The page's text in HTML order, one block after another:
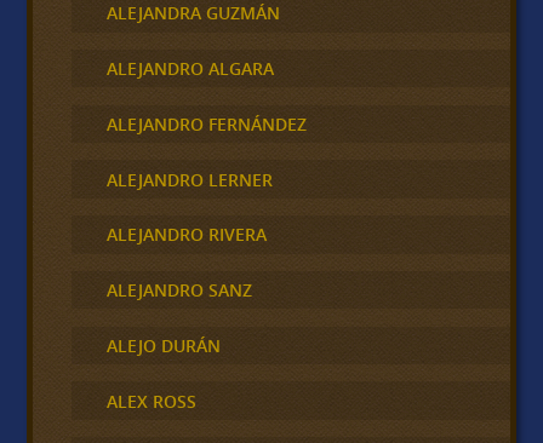
ALEJANDRA GUZMÁN
ALEJANDRO ALGARA
ALEJANDRO FERNÁNDEZ
ALEJANDRO LERNER
ALEJANDRO RIVERA
ALEJANDRO SANZ
ALEJO DURÁN
ALEX ROSS